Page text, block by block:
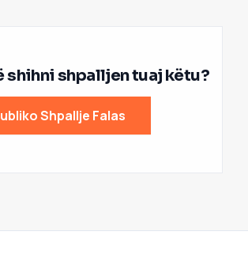
shihni shpalljen tuaj këtu?
Shpallje Falas